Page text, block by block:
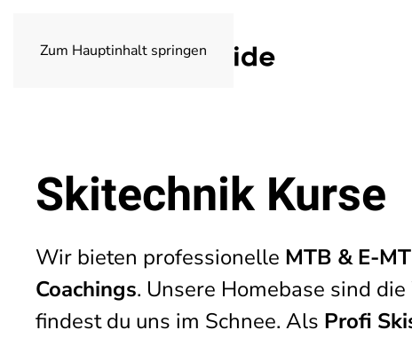
Zum Hauptinhalt springen
Skitechnik Kurse
Wir bieten professionelle MTB & E-
Coachings. Unsere Homebase sind
findest du uns im Schnee. Als Profi